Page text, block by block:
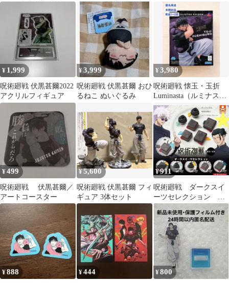
爾、虎杖悠仁、七海建
人
¥ 1,999
呪術廻戦 伏黒甚爾2022
アクリルフィギュア
¥3,999
呪術廻戦 伏黒甚爾 おひ
るねこ ぬいぐるみ
¥3,980
呪術廻戦 懐玉・玉折
Luminasta（ルミナス
タ） “伏黒甚爾”天与呪
縛
¥499
呪術廻戦 伏黒甚爾／
アートコースター
¥5,600
呪術廻戦 伏黒甚爾 フィ
ギュア 3体セット
¥911
呪術廻戦 ダークスイ
ーツセレクション フ
ルコンプ a㉚
¥888 ¥444 ¥800